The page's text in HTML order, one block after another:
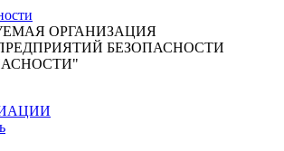
ОРГАНИЗАЦИЯ
БЕЗОПАСНОСТИ